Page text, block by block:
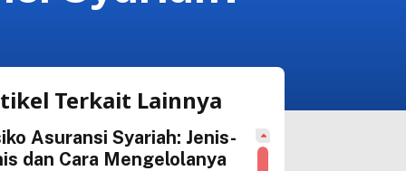
Terkait Lainnya
Asuransi Syariah: Jenis-
dan Cara Mengelolanya